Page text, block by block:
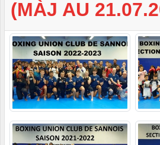
(MÀJ AU